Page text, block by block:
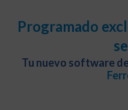
Programado
Tu nuevo software